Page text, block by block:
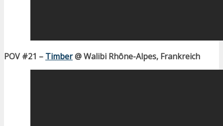
POV #21 – Timber@ Walibi Rhône-Alpes, Frankreich